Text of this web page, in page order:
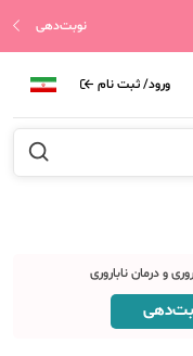
نوبت‌دهی
ورود/ ثبت نام
و درمان ناباروری